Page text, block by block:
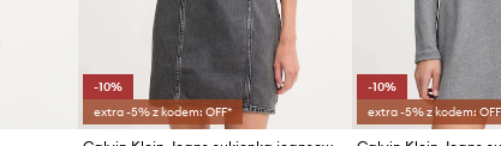
-10%
extra -5% z kodem: OFF*
-10%
extra -5% z kodem: